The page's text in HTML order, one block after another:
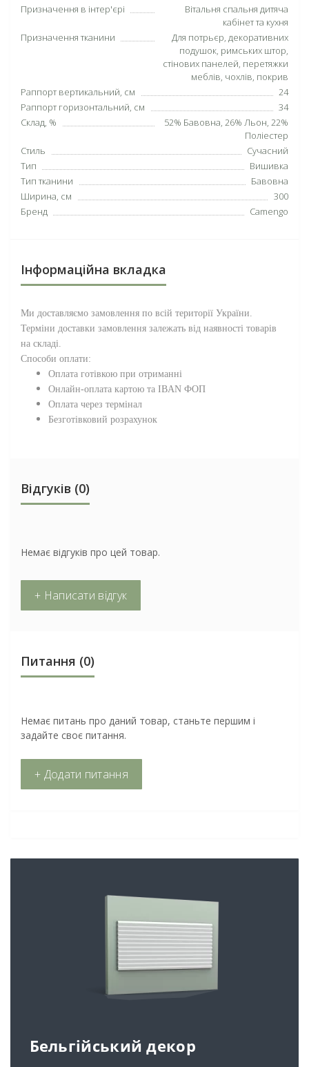
Призначення в інтер'єрі
Вітальня спальня дитяча
кабінет та кухня
Призначення тканини
Для потрьєр, декоративних
подушок, римських штор,
стінових панелей, перетяжки
меблів, чохлів, покрив
Раппорт вертикальний, см
24
Раппорт горизонтальний, см
34
Склад, %
52% Бавовна, 26% Льон, 22%
Поліестер
Стиль
Сучасний
Тип
Вишивка
Тип тканини
Бавовна
Ширина, см
300
Бренд
Camengo
Інформаційна вкладка
Ми доставляємо замовлення по всій території України.
Терміни доставки замовлення залежать від наявності товарів
на складі.
Способи оплати:
Оплата готівкою при отриманні
Онлайн-оплата картою та IBAN ФОП
Оплата через термінал
Безготівковий розрахунок
Відгуків (0)
Немає відгуків про цей товар.
+ Написати відгук
Питання (0)
Немає питань про даний товар, станьте першим і
задайте своє питання.
+ Додати питання
Бельгійський декор